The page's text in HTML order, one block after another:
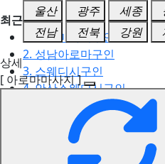
최근검색어
1. 일산마사지구인
2. 성남아로마구인
3. 스웨디시구인
4. 안산스웨디시구인
5. 아로마구인
광주남구 아로마마사지 구인정보
울산
광주 세종
전남
전북 강원
상세
[ 아로마마사지 ]